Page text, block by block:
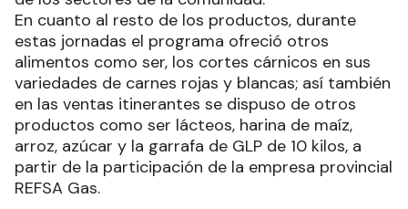
En cuanto al resto de los productos, durante
estas jornadas el programa ofreció otros
alimentos como ser, los cortes cárnicos en sus
variedades de carnes rojas y blancas; así también
en las ventas itinerantes se dispuso de otros
productos como ser lácteos, harina de maíz,
arroz, azúcar y la garrafa de GLP de 10 kilos, a
partir de la participación de la empresa provincial
REFSA Gas.